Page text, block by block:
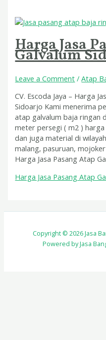
Harga Jasa
Galvalum
Leave a Comment /Atap
CV. Escoda Jaya – Harga
Sidoarjo Kami menerima
atap galvalum baja ringan
meter persegi ( m2 )
dan juga material di
malang, pasuruan,
Harga Jasa Pasang Atap
Harga Jasa Pasang Atap
Copyright © 2026 Jasa
Powered by Jasa